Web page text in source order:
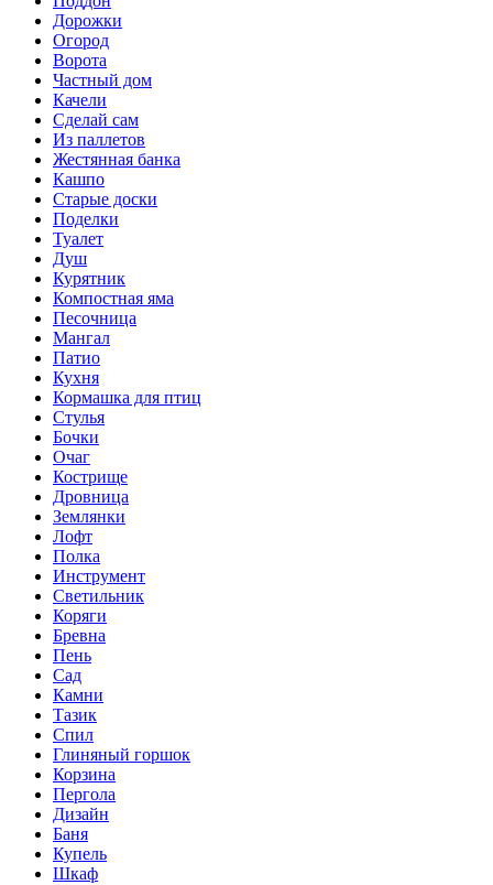
Дорожки
Огород
Ворота
Частный дом
Качели
Сделай сам
Из паллетов
Жестянная банка
Кашпо
Старые доски
Поделки
Туалет
Душ
Курятник
Компостная яма
Песочница
Мангал
Патио
Кухня
Кормашка для птиц
Стулья
Бочки
Очаг
Кострище
Дровница
Землянки
Лофт
Полка
Инструмент
Светильник
Коряги
Бревна
Пень
Сад
Камни
Тазик
Спил
Глиняный горшок
Корзина
Пергола
Дизайн
Баня
Купель
Шкаф